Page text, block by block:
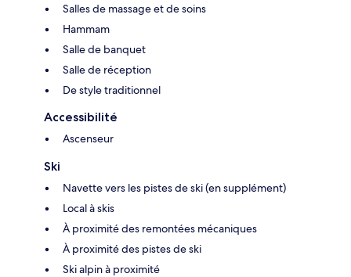
Salles de massage et de soins
Hammam
Salle de banquet
Salle de réception
De style traditionnel
Accessibilité
Ascenseur
Ski
Navette vers les pistes de ski (en supplément)
Local à skis
À proximité des remontées mécaniques
À proximité des pistes de ski
Ski alpin à proximité